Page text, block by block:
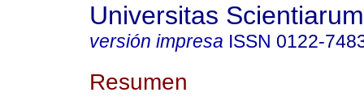
Universitas Scientiarum
versión impresa ISSN 0122-
Resumen